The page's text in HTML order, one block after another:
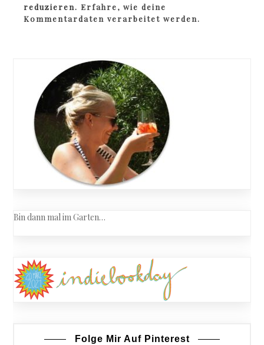
reduzieren.Erfahre, wie deine
Kommentardaten verarbeitet werden.
Bin dann mal im Garten…
Folge Mir Auf Pinterest